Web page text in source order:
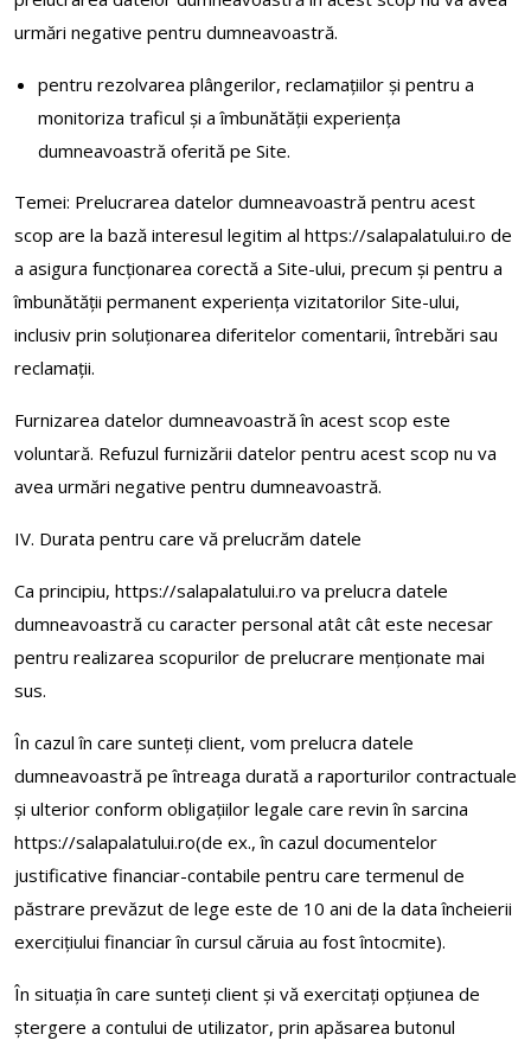
urmări negative pentru dumneavoastră.
pentru rezolvarea plângerilor, reclamaţiilor şi pentru a
monitoriza traficul și a îmbunătăţii experiența
dumneavoastră oferită pe Site.
Temei: Prelucrarea datelor dumneavoastră pentru acest
scop are la bază interesul legitim al https://salapalatului.ro de
a asigura funcționarea corectă a Site-ului, precum și pentru a
îmbunătății permanent experiența vizitatorilor Site-ului,
inclusiv prin soluționarea diferitelor comentarii, întrebări sau
reclamații.
Furnizarea datelor dumneavoastră în acest scop este
voluntară. Refuzul furnizării datelor pentru acest scop nu va
avea urmări negative pentru dumneavoastră.
IV. Durata pentru care vă prelucrăm datele
Ca principiu, https://salapalatului.ro va prelucra datele
dumneavoastră cu caracter personal atât cât este necesar
pentru realizarea scopurilor de prelucrare menționate mai
sus.
În cazul în care sunteți client, vom prelucra datele
dumneavoastră pe întreaga durată a raporturilor contractuale
și ulterior conform obligaţiilor legale care revin în sarcina
https://salapalatului.ro(de ex., în cazul documentelor
justificative financiar-contabile pentru care termenul de
păstrare prevăzut de lege este de 10 ani de la data încheierii
exerciţiului financiar în cursul căruia au fost întocmite).
În situaţia în care sunteți client și vă exercitați opțiunea de
ştergere a contului de utilizator, prin apăsarea butonul